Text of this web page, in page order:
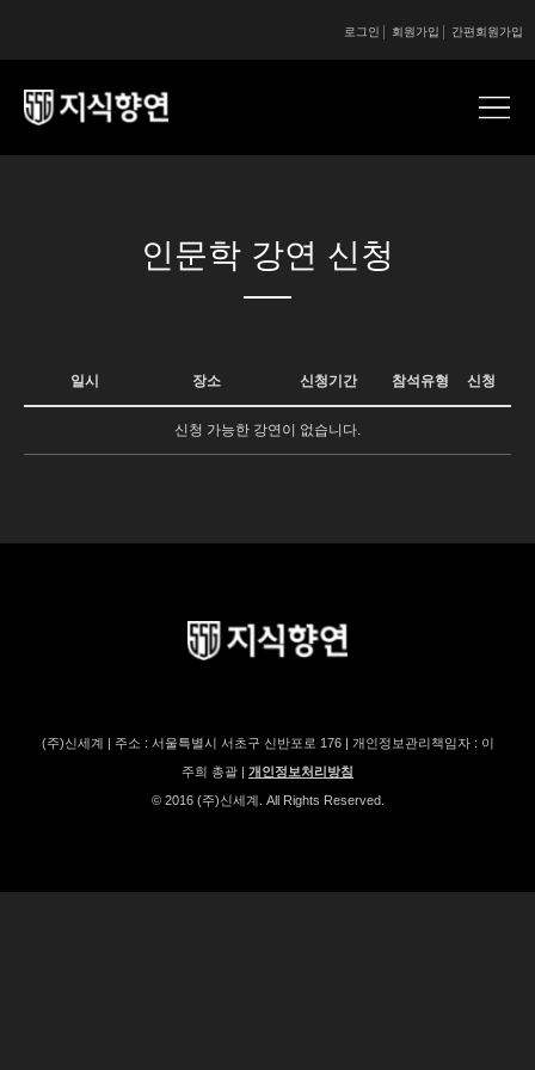
간편회원가입
회원가입
로그인
인문학 강연 신청
일시 장소 신청기간 참석유형 신청
신청 가능한 강연이 없습니다.
(주)신세계 | 주소 : 서울특별시 서초구 신반포로 176 | 개인정보관리책임자 : 이
주희 총괄 | 개인정보처리방침